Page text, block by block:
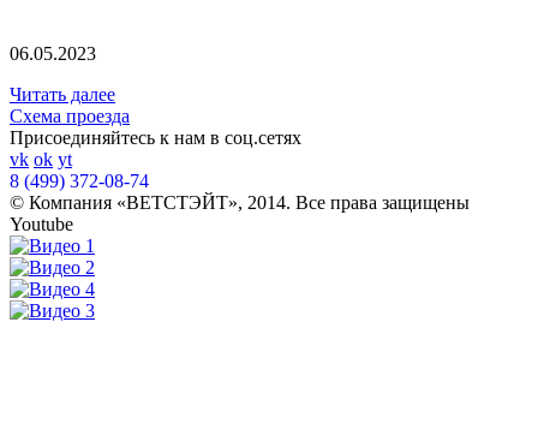
06.05.2023
Читать далее
Схема проезда
Присоединяйтесь к нам в соц.сетях
vk ok yt
8 (499) 372-08-74
© Компания «ВЕТСТЭЙТ», 2014. Все права защищены
Youtube